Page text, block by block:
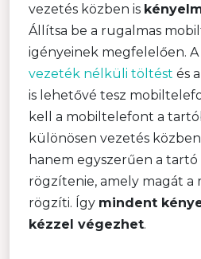
vezetés közben is
Állítsa be a rugalmas
igényeinek megfelelően. A
vezeték nélküli töltést és
is lehetővé tesz
kell a mobiltelefont a
különösen vezetés
hanem egyszerűen a tartó
rögzítenie, amely magát
rögzíti. Így mindent
kézzel végezhet.